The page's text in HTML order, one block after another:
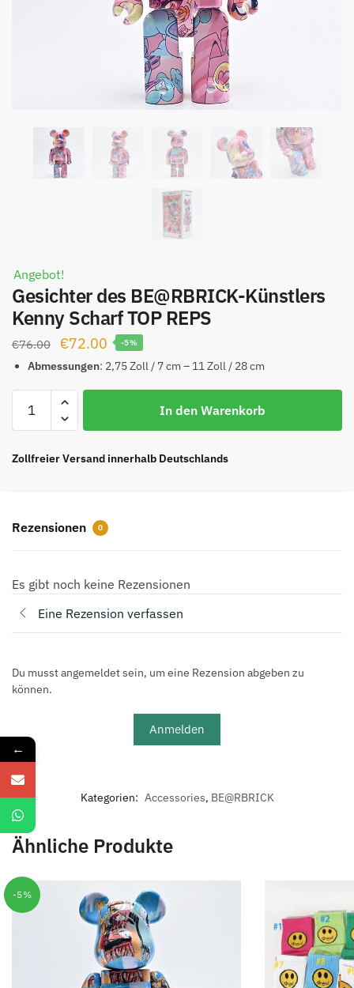
Angebot!
Gesichter des BE@RBRICK-Künstlers
Kenny Scharf TOP REPS
€76.00
Ursprünglicher
Preis
€76.00
€72.00 Aktueller
Preis
-5%
Abmessungen: 2,75 Zoll / 7 cm – 11 Zoll / 28 cm
des
Künstlers
REPS
In den Warenkorb
Zollfreier Versand innerhalb Deutschlands
Rezensionen 0
Es gibt noch keine Rezensionen
Eine Rezension verfassen
Du musst angemeldet sein, um eine Rezension abgeben zu
können.
Anmelden
Kategorien: Accessories, BE@RBRICK
Ähnliche Produkte
-5%
←